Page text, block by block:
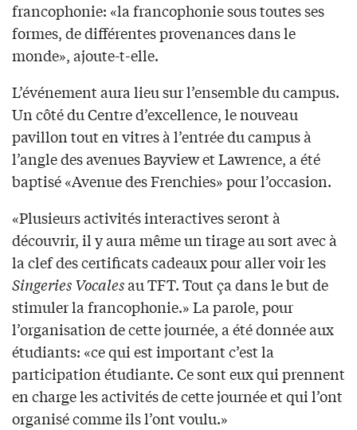
francophonie: «la francophonie sous toutes ses
formes, de différentes provenances dans le
monde», ajoute-t-elle.
L’événement aura lieu sur l’ensemble du campus.
Un côté du Centre d’excellence, le nouveau
pavillon tout en vitres à l’entrée du campus à
l’angle des avenues Bayview et Lawrence, a été
baptisé «Avenue des Frenchies» pour l’occasion.
«Plusieurs activités interactives seront à
découvrir, il y aura même un tirage au sort avec à
la clef des certificats cadeaux pour aller voir les
Singeries Vocalesau TFT. Tout ça dans le but de
stimuler la francophonie.» La parole, pour
l’organisation de cette journée, a été donnée aux
étudiants: «ce qui est important c’est la
participation étudiante. Ce sont eux qui prennent
en charge les activités de cette journée et qui l’ont
organisé comme ils l’ont voulu.»